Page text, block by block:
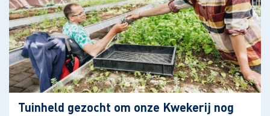
Tuinheld gezocht om onze Kwekerij nog